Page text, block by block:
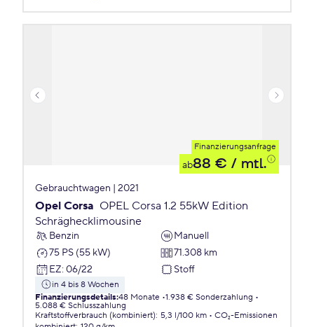
Finanzierungsanfrage
ab88 € / mtl.
Gebrauchtwagen | 2021
Opel Corsa OPEL Corsa 1.2 55kW Edition
Schräghecklimousine
Benzin
Manuell
75 PS (55 kW)
71.308 km
EZ: 06/22 Stoff
in 4 bis 8 Wochen
Finanzierungsdetails:48 Monate 1.938 € Sonderzahlung
5.088 € Schlusszahlung
Kraftstoffverbrauch (kombiniert): 5,3 l/100 km
CO₂-Emissionen